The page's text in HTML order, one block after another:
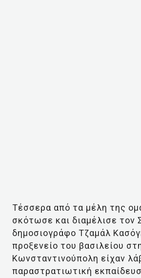
Τέσσερα από τα μέλη της
σκότωσε και διαμέλισε τον
δημοσιογράφο Τζαμάλ
προξενείο του βασιλείου
Κωνσταντινούπολη είχαν
παραστρατιωτική